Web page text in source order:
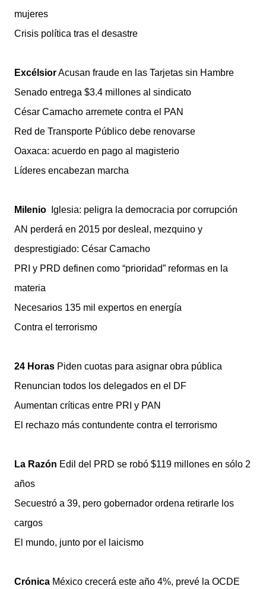
mujeres
Crisis política tras el desastre
ExcélsiorAcusan fraude en las Tarjetas sin Hambre
Senado entrega $3.4 millones al sindicato
César Camacho arremete contra el PAN
Red de Transporte Público debe renovarse
Oaxaca: acuerdo en pago al magisterio
Líderes encabezan marcha
Milenio Iglesia: peligra la democracia por corrupción
AN perderá en 2015 por desleal, mezquino y
desprestigiado: César Camacho
PRI y PRD definen como “prioridad” reformas en la
materia
Necesarios 135 mil expertos en energía
Contra el terrorismo
24 Horas Piden cuotas para asignar obra pública
Renuncian todos los delegados en el DF
Aumentan críticas entre PRI y PAN
El rechazo más contundente contra el terrorismo
La Razón Edil del PRD se robó $119 millones en sólo 2
años
Secuestró a 39, pero gobernador ordena retirarle los
cargos
El mundo, junto por el laicismo
Crónica México crecerá este año 4%, prevé la OCDE